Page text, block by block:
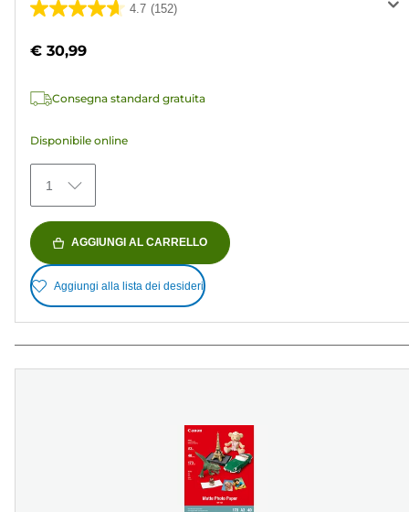
4.7 (152)
4.7
5
152
€ 30,99
Consegna standard gratuita
Disponibile online
1
AGGIUNGI AL CARRELLO
Aggiungi alla lista dei desideri